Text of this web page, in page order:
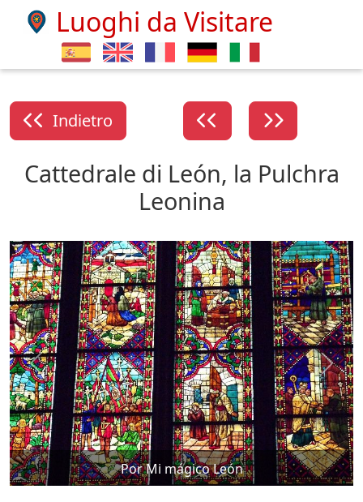
Luoghi da Visitare
Indietro
Cattedrale di León, la Pulchra
Leonina
Por Mi mágico León